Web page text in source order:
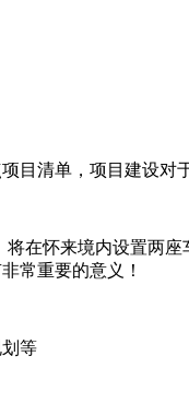
目清单，项目建设
在怀来境内设置两
常重要的意义！
等